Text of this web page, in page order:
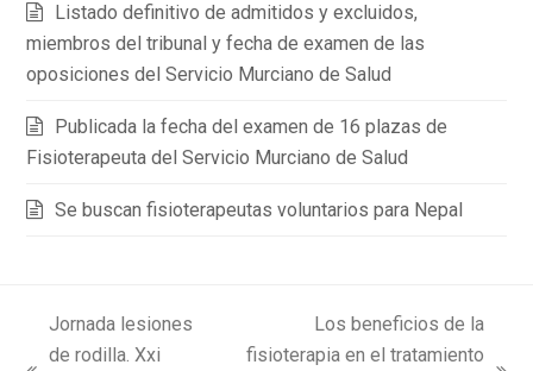
Listado definitivo de admitidos y excluidos,
miembros del tribunal y fecha de examen de las
oposiciones del Servicio Murciano de Salud
Publicada la fecha del examen de 16 plazas de
Fisioterapeuta del Servicio Murciano de Salud
Se buscan fisioterapeutas voluntarios para Nepal
Jornada lesiones
de rodilla. Xxi
Los beneficios de la
fisioterapia en el tratamiento